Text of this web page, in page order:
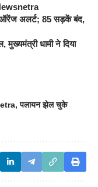
ऑरेंज अलर्ट; 85 सड़कें बंद,
मुख्यमंत्री धामी ने दिया
,पलायन झेल चुके